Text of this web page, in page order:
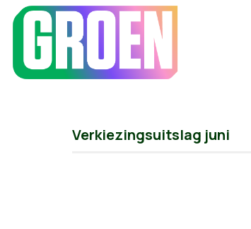
Verkiezingsuitslag juni